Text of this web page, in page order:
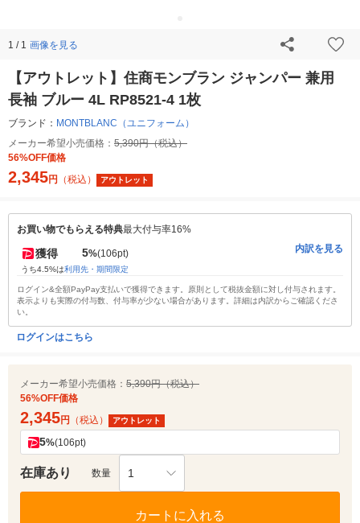
1 / 1 画像を見る
【アウトレット】住商モンブラン ジャンパー 兼用
長袖 ブルー 4L RP8521-4 1枚
ブランド： MONTBLANC（ユニフォーム）
メーカー希望小売価格： 5,390円（税込）
56%OFF価格
2,345円 （税込） アウトレット
お買い物でもらえる特典最大付与率16%
獲得 5%(106pt)
うち4.5%は利用先・期間限定
内訳を見る
ログイン&全額PayPay支払いで獲得できます。原則として税抜金額に対し付与されます。
表示よりも実際の付与数、付与率が少ない場合があります。詳細は内訳からご確認くださ
い。
ログインはこちら
メーカー希望小売価格： 5,390円（税込）
56%OFF価格
2,345円 （税込） アウトレット
5%(106pt)
在庫あり 数量 1
カートに入れる